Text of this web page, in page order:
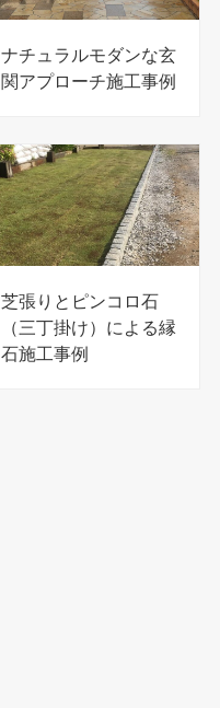
ナチュラルモダンな玄
関アプローチ施工事例
芝張りとピンコロ石
（三丁掛け）による縁
石施工事例